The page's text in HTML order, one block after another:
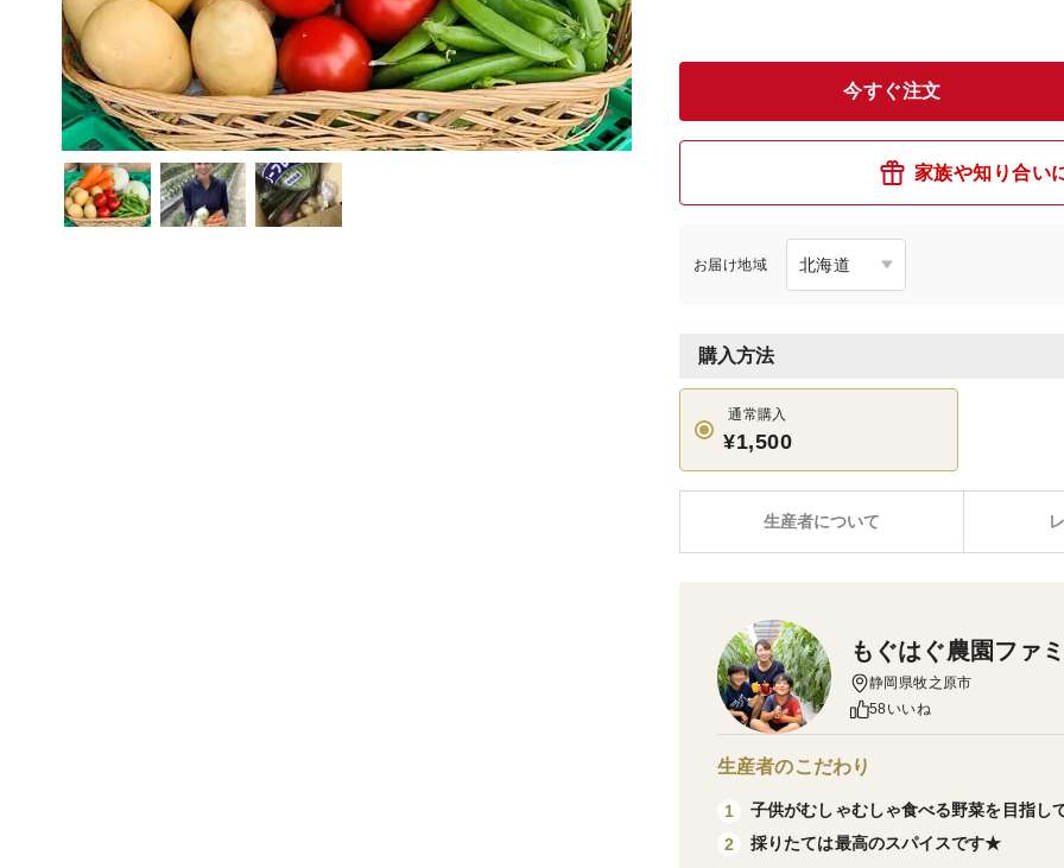
今すぐ注文
家族や知り合い
お届け地域
購入方法
通常購入
¥1,500
生産者について
もぐはぐ農園ファ
静岡県牧之原市
58いいね
生産者のこだわり
1
子供がむしゃむしゃ食べる野菜を目指し
2
採りたては最高のスパイスです★